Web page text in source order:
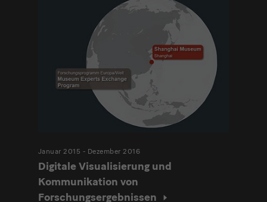
Januar 2015 - Dezember 2016
Digitale Visualisierung und
Kommunikation von
Forschungsergebnissen